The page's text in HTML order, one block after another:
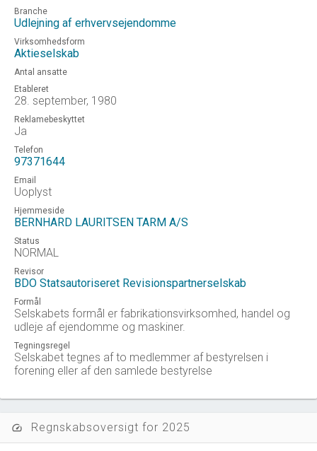
Branche
Udlejning af erhvervsejendomme
Virksomhedsform
Aktieselskab
Antal ansatte
Etableret
28. september, 1980
Reklamebeskyttet
Ja
Telefon
97371644
Email
Uoplyst
Hjemmeside
BERNHARD LAURITSEN TARM A/S
Status
NORMAL
Revisor
BDO Statsautoriseret Revisionspartnerselskab
Formål
Selskabets formål er fabrikationsvirksomhed, handel og
udleje af ejendomme og maskiner.
Tegningsregel
Selskabet tegnes af to medlemmer af bestyrelsen i
forening eller af den samlede bestyrelse
speed Regnskabsoversigt for 2025